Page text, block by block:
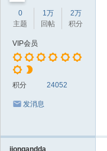
0
主题
1万
回帖
2万
积分
VIP会员
积分 24052
发消息
jiongandda